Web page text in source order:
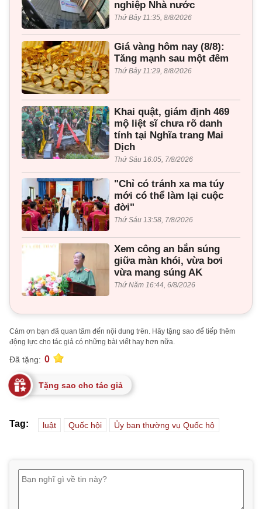
nghiệp Nhà nước
Thứ Bảy 11:35, 8/8/2026
Giá vàng hôm nay (8/8):
Tăng mạnh sau một đêm
Thứ Bảy 11:29, 8/8/2026
Khai quật, giám định 469
mộ liệt sĩ chưa rõ danh
tính tại Nghĩa trang Mai
Dịch
Thứ Sáu 16:05, 7/8/2026
"Chỉ có tránh xa ma túy
mới có thể làm lại cuộc
đời"
Thứ Sáu 13:58, 7/8/2026
Xem công an bắn súng
giữa màn khói, vừa bơi
vừa mang súng AK
Thứ Năm 16:44, 6/8/2026
Cảm ơn bạn đã quan tâm đến nội dung trên. Hãy tặng sao để tiếp thêm
động lực cho tác giả có những bài viết hay hơn nữa.
Đã tặng: 0
Tặng sao cho tác giả
Tag: luật Quốc hội Ủy ban thường vụ Quốc hộ